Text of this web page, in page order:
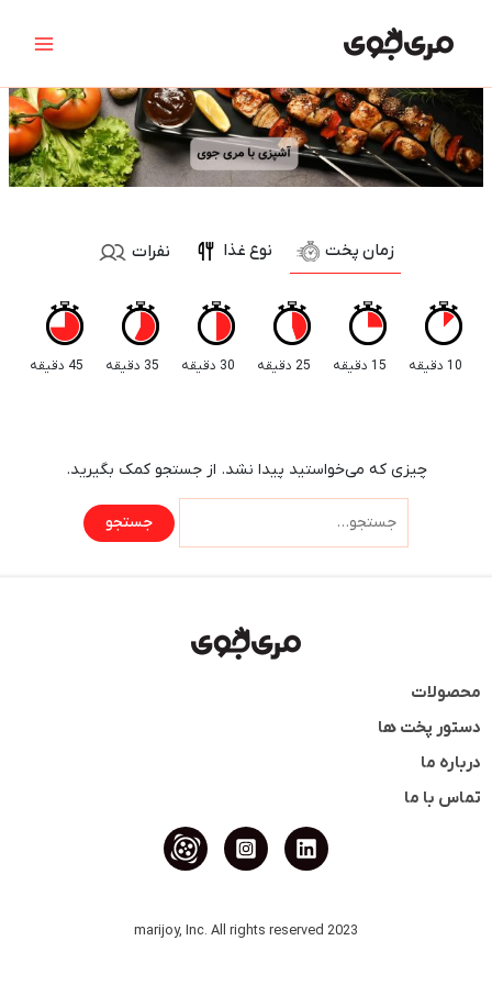
Menu
زمان پخت
10 دقیقه 15 دقیقه 25 دقیقه 30 دقیقه 35 دقیقه 45 دقیقه
نوع غذا نفرات
چیزی که می‌خواستید پیدا نشد. از جستجو کمک بگیرید.
برای:
محصولات
دستور پخت ها
درباره ما
تماس با ما
2023 marijoy, Inc. All rights reserved